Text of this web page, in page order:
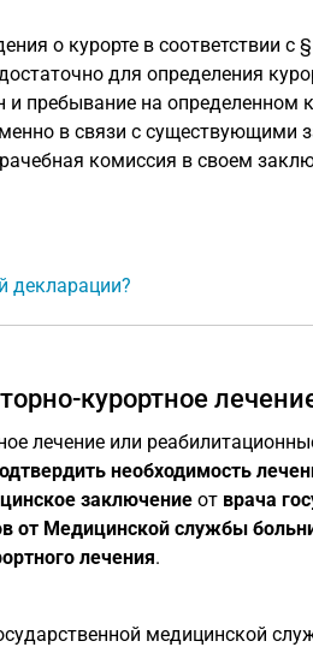
о курорте в соответствии с
для определения
пребывание на определенном
в связи с существующими
комиссия в своем
декларации?
курортное
лечение или
необходимость
заключениеот врача
от Медицинской службы
лечения.
медицинской